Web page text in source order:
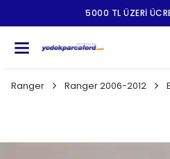
5000 TL ÜZERI
Ranger Ranger 2006-2012